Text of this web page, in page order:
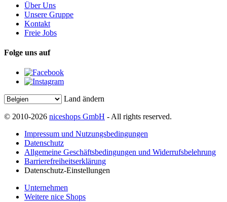
Über Uns
Unsere Gruppe
Kontakt
Freie Jobs
Folge uns auf
Land ändern
© 2010-2026 niceshops GmbH - All rights reserved.
Impressum und Nutzungsbedingungen
Datenschutz
Allgemeine Geschäftsbedingungen und Widerrufsbelehrung
Barrierefreiheitserklärung
Datenschutz-Einstellungen
Unternehmen
Weitere nice Shops